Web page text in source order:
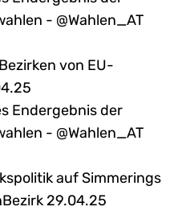
- @Wahlen_AT
von EU-
Endergebnis der
- @Wahlen_AT
auf Simmerings
29.04.25